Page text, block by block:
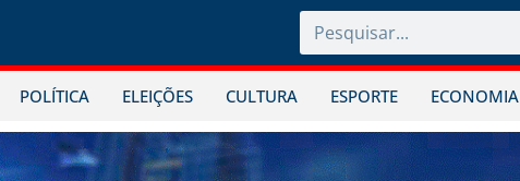
POLÍTICA ELEIÇÕES CULTURA ESPORTE ECONOMIA